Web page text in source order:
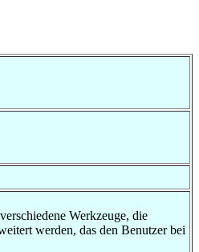
Werkzeuge, die
werden, das den Benutzer bei